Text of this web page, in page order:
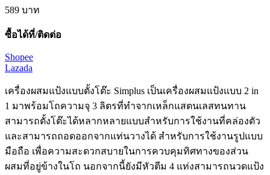
589 บาท
ซื้อได้ที่/ติดต่อ
Shopee
Lazada
เครื่องผสมแป้งแบบตั้งโต๊ะ Simplus เป็นเครื่องผสมแป้งแบบ 2 in
1 มาพร้อมโถความจุ 3 ลิตรที่ทำจากเหล็กแสตนเลสทนทาน
สามารถตั้งโต๊ะได้หลากหลายแบบสำหรับการใช้งานที่คล่องตัว
และสามารถถอดออกจากแท่นวางได้ สำหรับการใช้งานรูปแบบ
มือถือ เพื่อความสะดวกสบายในการควบคุมทิศทางของส่วน
ผสมที่อยู่ข้างในโถ นอกจากนี้ยังมีหัวตีม 4 แท่งสามารถนวดแป้ง